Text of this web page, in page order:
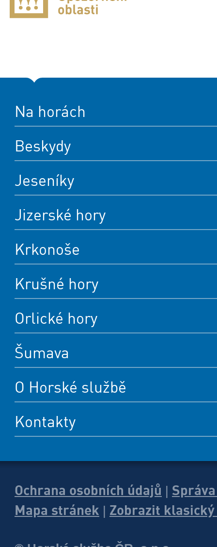
Na horách
Beskydy
Jeseníky
Jizerské hory
Krkonoše
Krušné hory
Orlické hory
Šumava
O Horské službě
Kontakty
Ochrana osobních údajů
Mapa stránek
Zobrazit